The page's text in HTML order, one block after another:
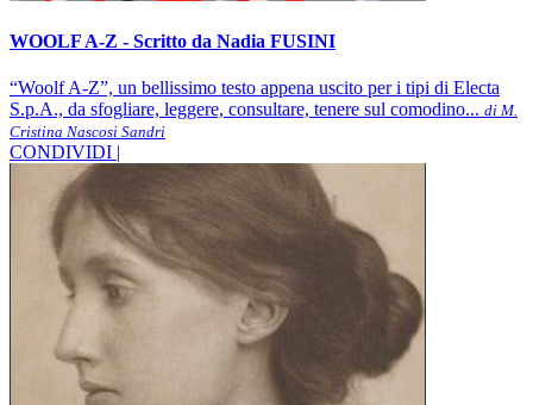
WOOLF A-Z - Scritto da Nadia FUSINI
“Woolf A-Z”, un bellissimo testo appena uscito per i tipi di Electa
S.p.A., da sfogliare, leggere, consultare, tenere sul comodino... di M.
Cristina Nascosi Sandri
CONDIVIDI |